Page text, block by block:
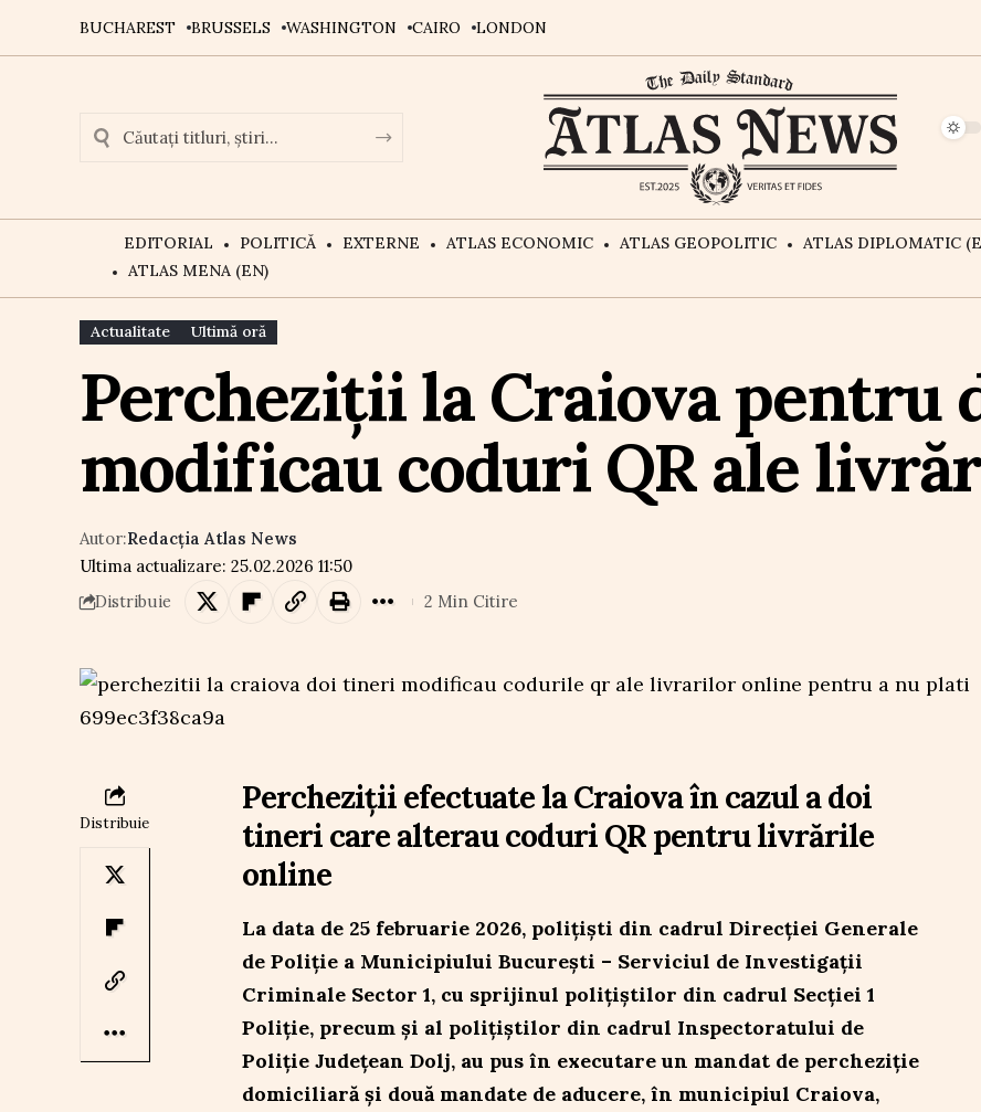
BUCHAREST BRUSSELS WASHINGTON CAIRO LONDON
EDITORIAL POLITICĂ EXTERNE ATLAS ECONOMIC ATLAS GEOPOLITIC ATLAS DIPLOMATIC
ATLAS MENA (EN)
Actualitate Ultimă oră
Percheziții la Craiova pentru
modificau coduri QR ale
Ultima actualizare: 25.02.2026 11:50
Autor:Redacția Atlas News
Distribuie 2 Min Citire
Distribuie
Percheziții efectuate la Craiova în cazul a doi
tineri care alterau coduri QR pentru livrările
online
La data de 25 februarie 2026, polițiști din cadrul Direcției Generale
de Poliție a Municipiului București – Serviciul de Investigații
Criminale Sector 1, cu sprijinul polițiștilor din cadrul Secției 1
Poliție, precum și al polițiștilor din cadrul Inspectoratului de
Poliție Județean Dolj, au pus în executare un mandat de percheziție
domiciliară și două mandate de aducere, în municipiul Craiova,